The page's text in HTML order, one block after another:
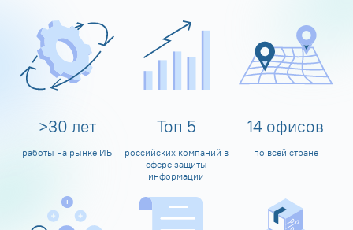
>30 лет
работы на рынке ИБ
Топ 5
российских компаний в
сфере защиты
информации
14 офисов
по всей стране